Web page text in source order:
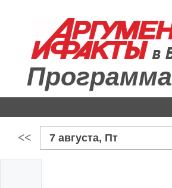
Программа
<< 7 августа, Пт